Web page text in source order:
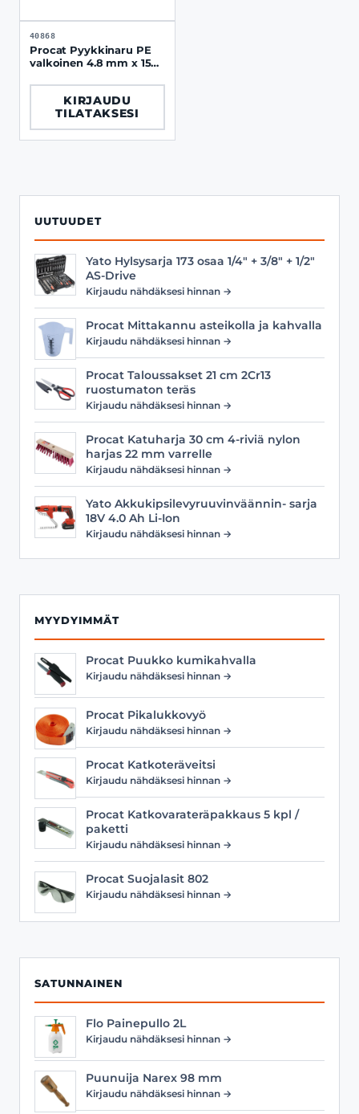
UUTUUDET
Yato Hylsysarja 173 osaa 1/4" + 3/8" + 1/2"
AS-Drive
Kirjaudu nähdäksesi hinnan →
Procat Mittakannu asteikolla ja kahvalla
Kirjaudu nähdäksesi hinnan →
Procat Taloussakset 21 cm 2Cr13
ruostumaton teräs
Kirjaudu nähdäksesi hinnan →
Procat Katuharja 30 cm 4-riviä nylon
harjas 22 mm varrelle
Kirjaudu nähdäksesi hinnan →
Yato Akkukipsilevyruuvinväännin- sarja
18V 4.0 Ah Li-Ion
Kirjaudu nähdäksesi hinnan →
MYYDYIMMÄT
Procat Puukko kumikahvalla
Kirjaudu nähdäksesi hinnan →
Procat Pikalukkovyö
Kirjaudu nähdäksesi hinnan →
Procat Katkoteräveitsi
Kirjaudu nähdäksesi hinnan →
Procat Katkovarateräpakkaus 5 kpl /
paketti
Kirjaudu nähdäksesi hinnan →
Procat Suojalasit 802
Kirjaudu nähdäksesi hinnan →
SATUNNAINEN
Flo Painepullo 2L
Kirjaudu nähdäksesi hinnan →
Puunuija Narex 98 mm
Kirjaudu nähdäksesi hinnan →
40868
Procat Pyykkinaru PE
valkoinen 4.8 mm x 15
KIRJAUDU
TILATAKSESI